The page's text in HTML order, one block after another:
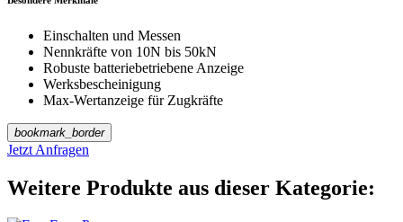
Einschalten und Messen
Nennkräfte von 10N bis 50kN
Robuste batteriebetriebene Anzeige
Werksbescheinigung
Max-Wertanzeige für Zugkräfte
bookmark_border
Jetzt Anfragen
Weitere Produkte aus dieser Kategorie: